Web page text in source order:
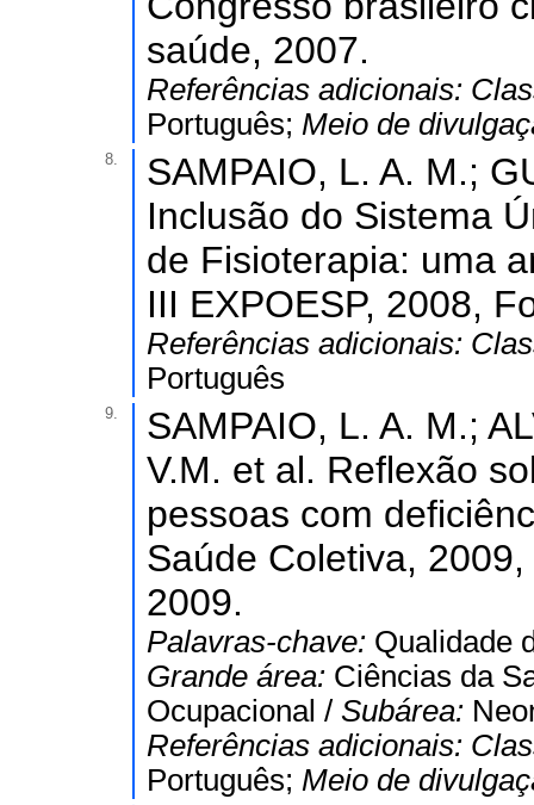
saúde, 2007.
Referências adicionais:
Português; Meio de
8.
SAMPAIO, L. A. M.;
Inclusão do Sistema
de Fisioterapia: uma
III EXPOESP, 2008,
Referências adicionais:
Português
9.
SAMPAIO, L. A. M.;
V.M. et al. Reflexão
pessoas com
Saúde Coletiva,
2009.
Palavras-chave: Qualidade
Grande área: Ciências da
Ocupacional / Subárea:
Referências adicionais:
Português; Meio de